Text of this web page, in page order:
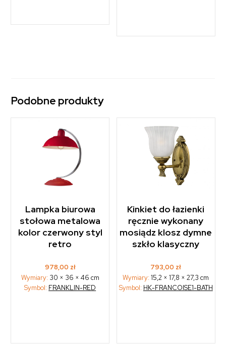
Podobne produkty
Lampka biurowa
stołowa metalowa
kolor czerwony styl
retro
978,00 zł
Wymiary: 30 × 36 × 46 cm
Symbol: FRANKLIN-RED
Kinkiet do łazienki
ręcznie wykonany
mosiądz klosz dymne
szkło klasyczny
793,00 zł
Wymiary:15,2 × 17,8 × 27,3 cm
Symbol: HK-FRANCOISE1-BATH